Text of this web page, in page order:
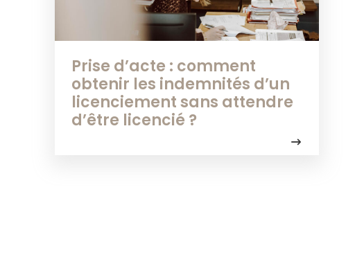
Prise d’acte : comment
obtenir les indemnités d’un
licenciement sans attendre
d’être licencié ?